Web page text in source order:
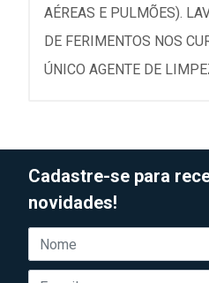
AÉREAS E PULMÕES).
DE FERIMENTOS NOS
ÚNICO AGENTE DE
Cadastre-se para
novidades!